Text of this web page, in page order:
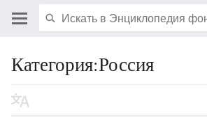
Категория:Россия